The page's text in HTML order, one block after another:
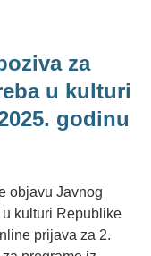
za
u kulturi
godinu
objavu Javnog
kulturi Republike
prijava za 2.